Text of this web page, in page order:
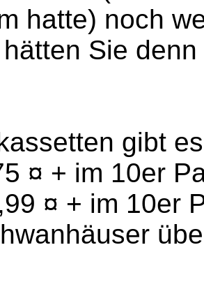
hatte) noch
Sie
gibt
¤ + im 10er
¤ + im 10er